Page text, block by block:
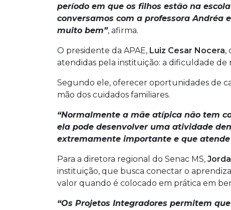
período em que os filhos estão na
conversamos com a professora Andréa
muito bem”, afirma.
O presidente da APAE, Luiz Cesar Nocera,
atendidas pela instituição: a dificuldade
Segundo ele, oferecer oportunidades de
mão dos cuidados familiares.
“Normalmente a mãe atípica não tem
ela pode desenvolver uma atividade
extremamente importante e que
Para a diretora regional do Senac MS,
instituição, que busca conectar o
valor quando é colocado em prática em
“Os Projetos Integradores permitem